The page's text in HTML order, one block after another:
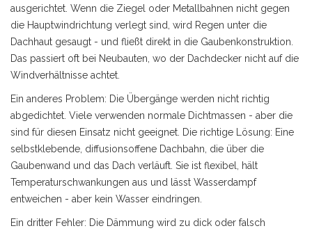
ausgerichtet. Wenn die Ziegel oder Metallbahnen nicht gegen
die Hauptwindrichtung verlegt sind, wird Regen unter die
Dachhaut gesaugt - und fließt direkt in die Gaubenkonstruktion.
Das passiert oft bei Neubauten, wo der Dachdecker nicht auf die
Windverhältnisse achtet.
Ein anderes Problem: Die Übergänge werden nicht richtig
abgedichtet. Viele verwenden normale Dichtmassen - aber die
sind für diesen Einsatz nicht geeignet. Die richtige Lösung: Eine
selbstklebende, diffusionsoffene Dachbahn, die über die
Gaubenwand und das Dach verläuft. Sie ist flexibel, hält
Temperaturschwankungen aus und lässt Wasserdampf
entweichen - aber kein Wasser eindringen.
Ein dritter Fehler: Die Dämmung wird zu dick oder falsch